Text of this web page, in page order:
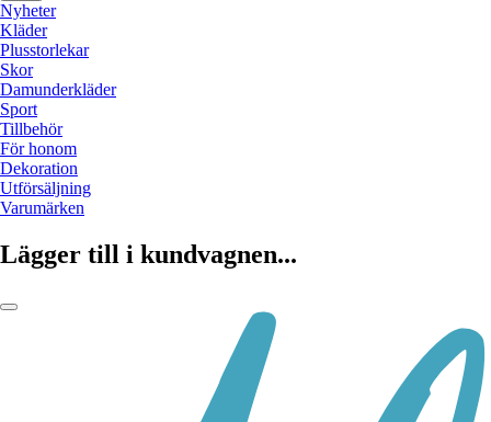
Nyheter
Kläder
Plusstorlekar
Skor
Damunderkläder
Sport
Tillbehör
För honom
Dekoration
Utförsäljning
Varumärken
Lägger till i kundvagnen...